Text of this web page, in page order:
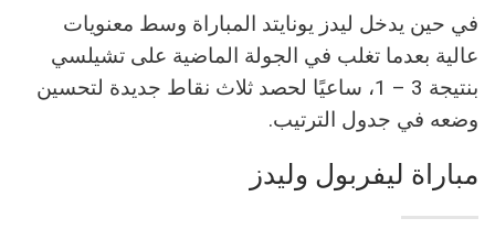
في حين يدخل ليدز يونايتد المباراة وسط معنويات
عالية بعدما تغلب في الجولة الماضية على تشيلسي
بنتيجة 3 – 1، ساعيًا لحصد ثلاث نقاط جديدة لتحسين
وضعه في جدول الترتيب.
مباراة ليفربول وليدز